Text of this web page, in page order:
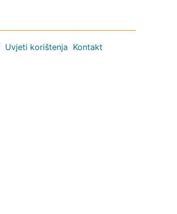
Uvjeti korištenja Kontakt